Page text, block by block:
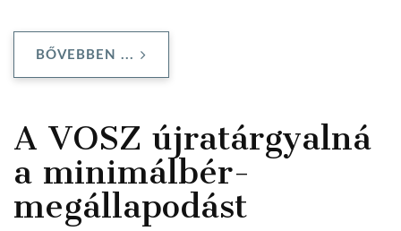
BŐVEBBEN ...
A VOSZ újratárgyalná
a minimálbér-
megállapodást